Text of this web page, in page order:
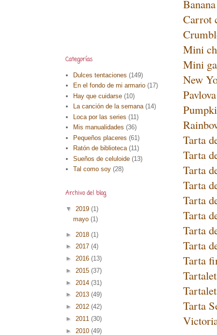
Carrot
Mini
Mini
New
Tarta
Tarta
Tarta
Tarta
Tarta
Tarta
Tarta
Tarta
Tarta
Tarta
Categorías
Dulces tentaciones (149)
En el fondo de mi armario (17)
Hay que cuidarse (10)
La canción de la semana (14)
Loca por las series (11)
Mis manualidades (36)
Pequeños placeres (61)
Ratón de biblioteca (11)
Sueños de celuloide (13)
Tal como soy (28)
Archivo del blog
▼ 2019 (1)
mayo (1)
► 2018 (1)
► 2017 (4)
► 2016 (13)
► 2015 (37)
► 2014 (31)
► 2013 (49)
► 2012 (42)
► 2011 (30)
► 2010 (49)